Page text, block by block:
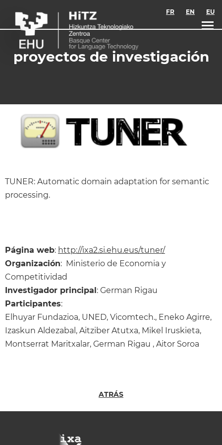
FR EN EU
proyectos de investigación
TUNER: Automatic domain adaptation for semantic
processing.
Página web: http://ixa2.si.ehu.eus/tuner/
Organización: Ministerio de Economia y
Competitividad
Investigador principal: German Rigau
Participantes:
Elhuyar Fundazioa, UNED, Vicomtech., Eneko Agirre,
Izaskun Aldezabal, Aitziber Atutxa, Mikel Iruskieta,
Montserrat Maritxalar, German Rigau , Aitor Soroa
ATRÁS